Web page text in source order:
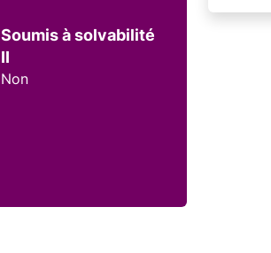
Soumis à solvabilité
II
Non